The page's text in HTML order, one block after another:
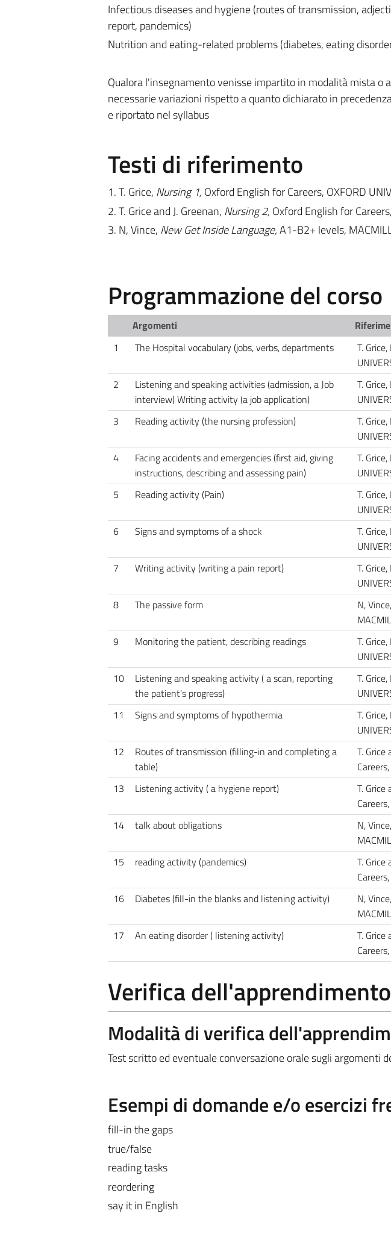
Infectious diseases and hygiene (routes of transmission,
report, pandemics)
Nutrition and eating-related problems (diabetes, eating
Qualora l'insegnamento venisse impartito in modalità mista o
necessarie variazioni rispetto a quanto dichiarato in
e riportato nel syllabus
Testi di riferimento
1. T. Grice, Nursing 1, Oxford English for Careers, OXFORD
2. T. Grice and J. Greenan, Nursing 2, Oxford English for
3. N, Vince, New Get Inside Language,A1-B2+ levels,
Programmazione del corso
Argomenti
1
The Hospital vocabulary (jobs, verbs, departments
T.
2
Listening and speaking activities (admission, a Job
interview) Writing activity (a job application)
T.
3
Reading activity (the nursing profession)
T.
4
Facing accidents and emergencies (first aid, giving
instructions, describing and assessing pain)
T.
5
Reading activity (Pain)
T.
6
Signs and symptoms of a shock
T.
7
Writing activity (writing a pain report)
T.
8
The passive form
N,
9
Monitoring the patient, describing readings
T.
10
Listening and speaking activity ( a scan, reporting
the patient's progress)
T.
11
Signs and symptoms of hypothermia
T.
12
Routes of transmission (filling-in and completing a
table)
T.
13
Listening activity ( a hygiene report)
T.
14
talk about obligations
N,
15
reading activity (pandemics)
T.
16
Diabetes (fill-in the blanks and listening activity)
N,
17
An eating disorder ( listening activity)
T.
Verifica dell'apprendimento
Modalità di verifica
Test scritto ed eventuale conversazione orale sugli argomenti
Esempi di domande e/o esercizi
fill-in the gaps
true/false
reading tasks
reordering
say it in English